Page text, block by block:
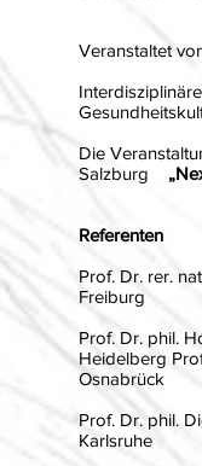
Veranstaltet
Die
Salzburg
Referenten
Prof. Dr. rer.
Freiburg
Prof. Dr. phil.
Heidelberg
Osnabrück
Prof. Dr. phil.
Karlsruhe